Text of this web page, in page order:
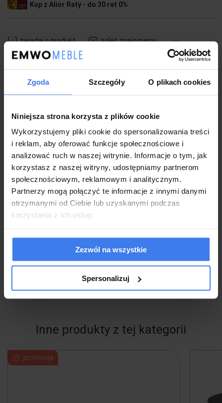
Zgoda Szczegóły O plikach cookies
Niniejsza strona korzysta z plików cookie
Wykorzystujemy pliki cookie do spersonalizowania treści
i reklam, aby oferować funkcje społecznościowe i
analizować ruch w naszej witrynie. Informacje o tym, jak
korzystasz z naszej witryny, udostępniamy partnerom
społecznościowym, reklamowym i analitycznym.
Partnerzy mogą połączyć te informacje z innymi danymi
otrzymanymi od Ciebie lub uzyskanymi podczas
korzystania z ich usług.
Zezwól na wszystkie
Spersonalizuj
Kup z Alior Raty - do 30 rat 0%
zapytaj o produkt poleć znajomemu
Koszty dostawy
Gwarancja i wysyłka
Zwrot
Waga:
Inne produkty z tej kategorii
promocja